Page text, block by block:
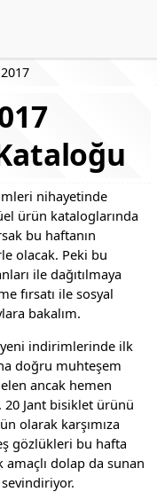
nihayetinde
ürün kataloglarında
bu haftanın
olacak. Peki bu
ile dağıtılmaya
fırsatı ile sosyal
bakalım.
indirimlerinde ilk
doğru muhteşem
ancak hemen
20 Jant bisiklet ürünü
olarak karşımıza
gözlükleri bu hafta
amaçlı dolap da sunan